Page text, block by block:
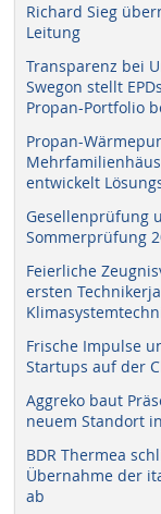
Richard Sieg
Leitung
Transparenz bei
Swegon stellt
Propan-Portfolio
Propan-
entwickelt
Gesellenprüfung
Sommerprüfung
Feierliche
ersten
Frische Impulse
Startups auf der
Aggreko baut
neuem Standort
BDR Thermea
Übernahme der
ab